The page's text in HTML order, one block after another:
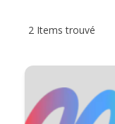
2 Items trouvé